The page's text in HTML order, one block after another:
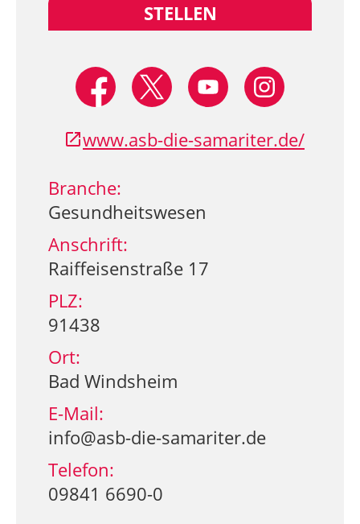
STELLEN
www.asb-die-samariter.de/
Branche:
Gesundheitswesen
Anschrift:
Raiffeisenstraße 17
PLZ:
91438
Ort:
Bad Windsheim
E-Mail:
info@asb-die-samariter.de
Telefon:
09841 6690-0